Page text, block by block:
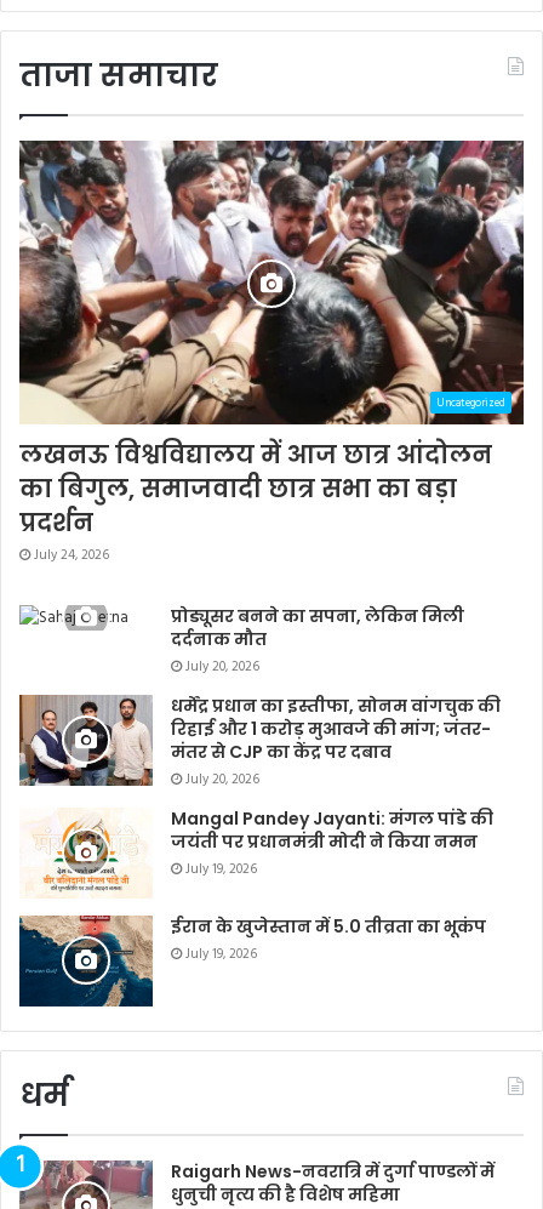
ताजा समाचार
Uncategorized
लखनऊ विश्वविद्यालय में आज छात्र आंदोलन
का बिगुल, समाजवादी छात्र सभा का बड़ा
प्रदर्शन
July 24, 2026
प्रोड्यूसर बनने का सपना, लेकिन मिली
दर्दनाक मौत
July 20, 2026
धर्मेंद्र प्रधान का इस्तीफा, सोनम वांगचुक की
रिहाई और 1 करोड़ मुआवजे की मांग; जंतर-
मंतर से CJP का केंद्र पर दबाव
July 20, 2026
Mangal Pandey Jayanti: मंगल पांडे की
जयंती पर प्रधानमंत्री मोदी ने किया नमन
July 19, 2026
ईरान के खुजेस्तान में 5.0 तीव्रता का भूकंप
July 19, 2026
धर्म
Raigarh News-नवरात्रि में दुर्गा पाण्डलों में
धुनुची नृत्य की है विशेष महिमा